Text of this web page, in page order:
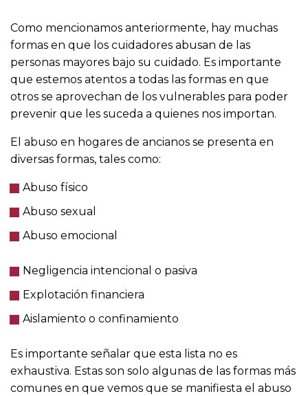
Como mencionamos anteriormente, hay muchas
formas en que los cuidadores abusan de las
personas mayores bajo su cuidado. Es importante
que estemos atentos a todas las formas en que
otros se aprovechan de los vulnerables para poder
prevenir que les suceda a quienes nos importan.
El abuso en hogares de ancianos se presenta en
diversas formas, tales como:
Abuso físico
Abuso sexual
Abuso emocional
Negligencia intencional o pasiva
Explotación financiera
Aislamiento o confinamiento
Es importante señalar que esta lista no es
exhaustiva. Estas son solo algunas de las formas más
comunes en que vemos que se manifiesta el abuso